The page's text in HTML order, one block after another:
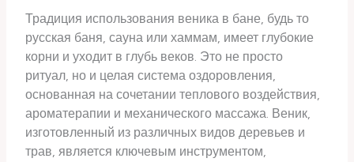
Традиция использования веника в бане, будь то
русская баня, сауна или хаммам, имеет глубокие
корни и уходит в глубь веков. Это не просто
ритуал, но и целая система оздоровления,
основанная на сочетании теплового воздействия,
ароматерапии и механического массажа. Веник,
изготовленный из различных видов деревьев и
трав, является ключевым инструментом,